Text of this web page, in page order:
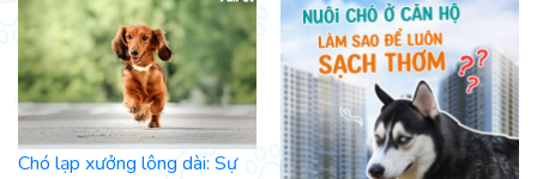
Chó lạp xưởng lông dài: Sự